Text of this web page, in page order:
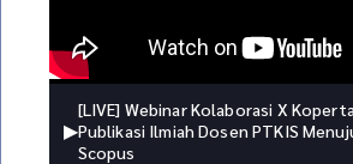
▶
[LIVE] Webinar Kolaborasi X
Publikasi Ilmiah Dosen PTKIS
Scopus